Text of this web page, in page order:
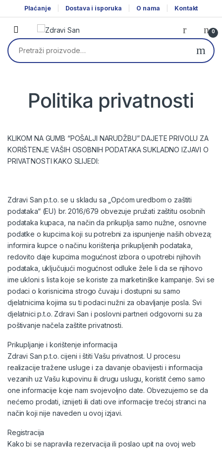
Skip to navigation
Skip to content
Plaćanje Dostava i isporuka O nama Kontakt
0
Pretraži:
Politika privatnosti
KLIKOM NA GUMB “POŠALJI NARUDŽBU” DAJETE PRIVOLU ZA
KORIŠTENJE VAŠIH OSOBNIH PODATAKA SUKLADNO IZJAVI O
PRIVATNOSTI KAKO SLIJEDI:
Zdravi San p.t.o. se u skladu sa „Općom uredbom o zaštiti
podataka“ (EU) br. 2016/679 obvezuje pružati zaštitu osobnih
podataka kupaca, na način da prikuplja samo nužne, osnovne
podatke o kupcima koji su potrebni za ispunjenje naših obveza;
informira kupce o načinu korištenja prikupljenih podataka,
redovito daje kupcima mogućnost izbora o upotrebi njihovih
podataka, uključujući mogućnost odluke žele li da se njihovo
ime ukloni s lista koje se koriste za marketinške kampanje. Svi se
podaci o korisnicima strogo čuvaju i dostupni su samo
djelatnicima kojima su ti podaci nužni za obavljanje posla. Svi
djelatnici p.t.o. Zdravi San i poslovni partneri odgovorni su za
poštivanje načela zaštite privatnosti.
Prikupljanje i korištenje informacija
Zdravi San p.t.o. cijeni i štiti Vašu privatnost. U procesu
realizacije tražene usluge i za davanje obavijesti i informacija
vezanih uz Vašu kupovinu ili drugu uslugu, koristit ćemo samo
one informacije koje nam svojevoljno date. Obvezujemo se da
nećemo prodati, iznijeti ili dati ove informacije trećoj stranci na
način koji nije naveden u ovoj izjavi.
Registracija
Kako bi se napravila rezervacija ili poslao upit na ovoj web